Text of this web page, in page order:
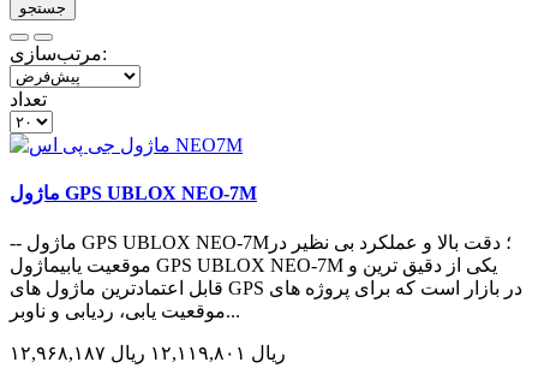
مرتب‌سازی:
تعداد
ماژول GPS UBLOX NEO-7M
-- ماژول GPS UBLOX NEO-7M؛ دقت بالا و عملکرد بی نظیر در
موقعیت یابیماژول GPS UBLOX NEO-7M یکی از دقیق ترین و
قابل اعتمادترین ماژول های GPS در بازار است که برای پروژه های
موقعیت یابی، ردیابی و ناوبر...
۱۲,۹۶۸,۱۸۷ ریال ۱۲,۱۱۹,۸۰۱ ریال